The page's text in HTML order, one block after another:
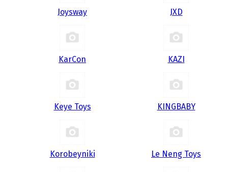
Joysway JXD
KarCon KAZI
Keye Toys KINGBABY
Korobeyniki Le Neng Toys